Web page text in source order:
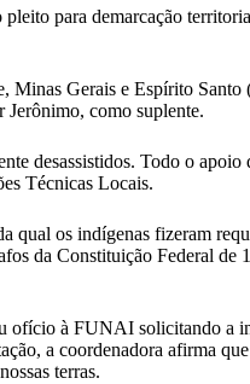
para demarcação
Minas Gerais e Espírito
Jerônimo, como suplente.
desassistidos. Todo o apoio
Técnicas Locais.
qual os indígenas fizeram
da Constituição Federal
à FUNAI solicitando a
a coordenadora afirma
terras.